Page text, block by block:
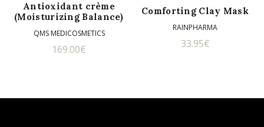
Antioxidant crème
(Moisturizing Balance)
QMS MEDICOSMETICS
169.00€
Comforting Clay Mask
RAINPHARMA
33.95€